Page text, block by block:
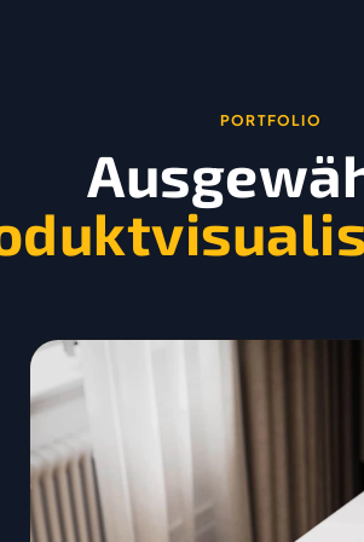
PORTFOLIO